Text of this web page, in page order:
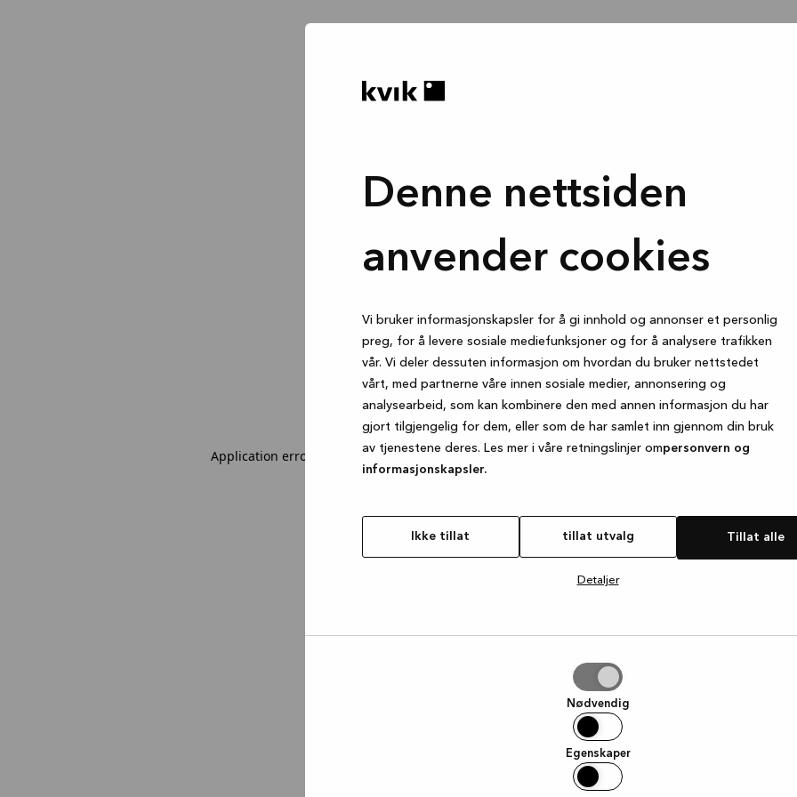
Denne nettsiden
anvender cookies
Vi bruker informasjonskapsler for å gi innhold og annonser et personlig
preg, for å levere sosiale mediefunksjoner og for å analysere trafikken
vår. Vi deler dessuten informasjon om hvordan du bruker nettstedet
vårt, med partnerne våre innen sosiale medier, annonsering og
analysearbeid, som kan kombinere den med annen informasjon du har
gjort tilgjengelig for dem, eller som de har samlet inn gjennom din bruk
av tjenestene deres. Les mer i våre retningslinjer ompersonvern og
informasjonskapsler.
Ikke tillat tillat utvalg Tillat alle
Detaljer
Nødvendig
Egenskaper
Application error: a client-side exception has occurred while loadingwww.kvik.no (see the